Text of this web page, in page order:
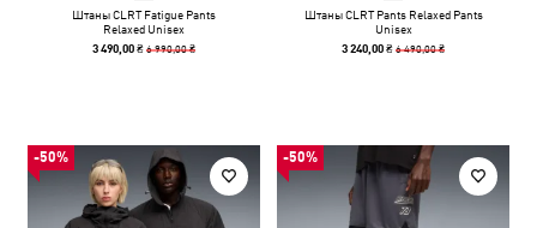
Штаны CLRT Fatigue Pants
Relaxed Unisex
3 490,00 ₴6 990,00 ₴
Штаны CLRT Pants Relaxed Pants
Unisex
3 240,00 ₴6 490,00 ₴
-50% -50%